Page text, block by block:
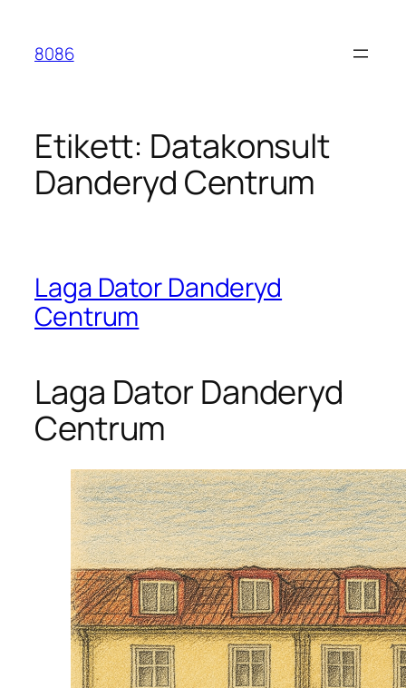
innehåll
8086
Etikett: Datakonsult
Danderyd Centrum
Laga Dator Danderyd
Centrum
Laga Dator Danderyd
Centrum